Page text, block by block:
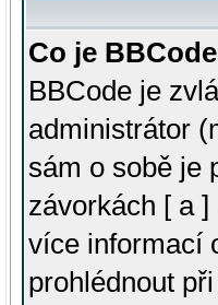
Co je
BBCode je
administrátor
sám o sobě je
závorkách [ a
více informací
prohlédnout